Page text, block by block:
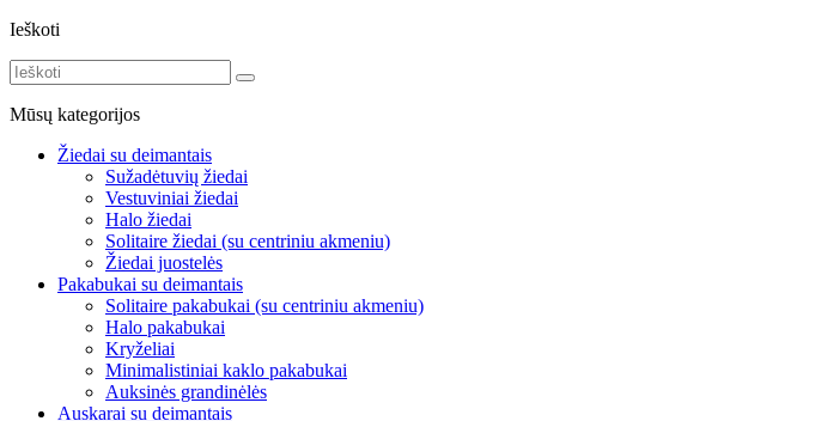
Ieškoti
Mūsų kategorijos
Žiedai su deimantais
Sužadėtuvių žiedai
Vestuviniai žiedai
Halo žiedai
Solitaire žiedai (su centriniu akmeniu)
Žiedai juostelės
Pakabukai su deimantais
Solitaire pakabukai (su centriniu akmeniu)
Halo pakabukai
Kryželiai
Minimalistiniai kaklo pakabukai
Auksinės grandinėlės
Auskarai su deimantais